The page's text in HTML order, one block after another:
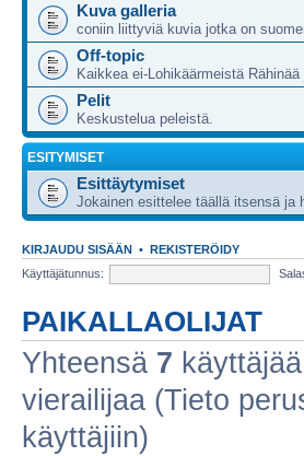
Kuva galleria
coniin liittyviä kuvia jotka on
Off-topic
Kaikkea ei-Lohikäärmeistä Rähinää
Pelit
Keskustelua peleistä.
ESITYMISET
Esittäytymiset
Jokainen esittelee täällä itsensä ja
KIRJAUDU SISÄÄN • REKISTERÖIDY
Käyttäjätunnus:
PAIKALLAOLIJAT
Yhteensä 7
vierailijaa (Tieto
käyttäjiin)